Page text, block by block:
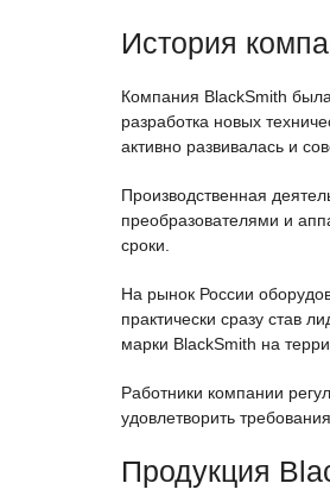
История
Компания BlackSmith
разработка новых
активно развивалась и
Производственная
преобразователями и
сроки.
На рынок России
практически сразу став
марки BlackSmith на
Работники компании
удовлетворить
Продукция